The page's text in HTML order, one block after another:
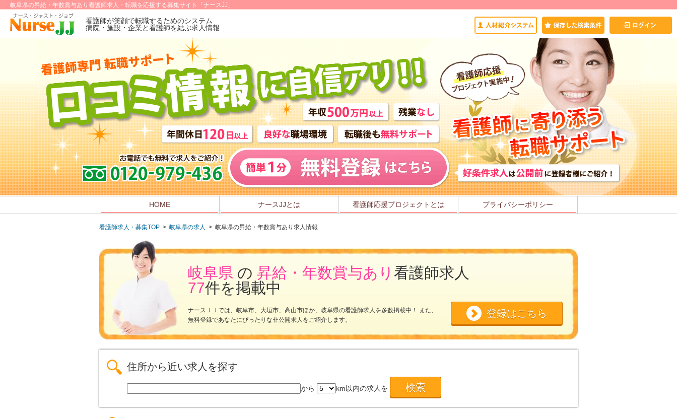
岐阜県の昇給・年数賞与あり看護師求人・転職を応援する募集サイト「ナースJJ」
看護師が笑顔で転職するためのシステム
病院・施設・企業と看護師を結ぶ求人情報
HOME ナースJJとは 看護師応援プロジェクトとは プライバシーポリシー
看護師求人・募集TOP > 岐阜県の求人 > 岐阜県の昇給・年数賞与あり求人情報
岐阜県 の 昇給・年数賞与あり 看護師求人
77件を掲載中
ナースＪＪでは、岐阜市、大垣市、高山市ほか、岐阜県の看護師求人を多数掲載中！ また、
無料登録であなたにぴったりな非公開求人をご紹介します。
登録はこちら
住所から近い求人を探す
から km以内の求人を